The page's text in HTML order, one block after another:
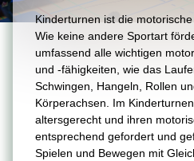
Kinderturnen ist die
Wie keine andere Sportart
umfassend alle wichtigen
und -fähigkeiten, wie das
Schwingen, Hangeln, Rollen
Körperachsen. Im
altersgerecht und ihren
entsprechend gefordert und
Spielen und Bewegen mit